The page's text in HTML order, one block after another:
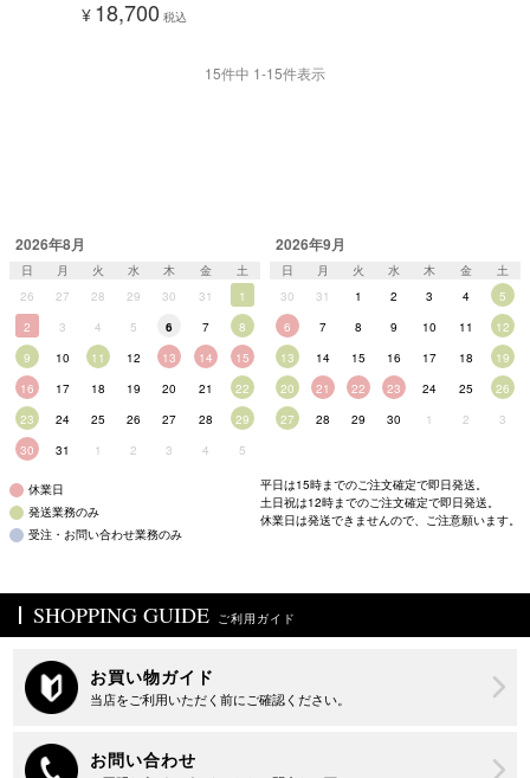
¥ 18,700 税込
15件中 1-15件表示
2026年8月
日 月 火 水 木 金
土
26
27 28 29 30 31
1
2
3 4 5 6 7
8
9
10 11 12 13 14
15
16
17 18 19 20 21
22
23
24 25 26 27 28
29
30
31 1 2 3 4 5
2026年9月
日 月 火 水 木 金
土
30
31 1 2 3 4
5
6
7 8 9 10 11
12
13
14 15 16 17 18
19
20
21 22 23 24 25
26
27
28 29 30 1 2 3
休業日
発送業務のみ
受注・お問い合わせ業務のみ
平日は15時までのご注文確定で即日発送。
土日祝は12時までのご注文確定で即日発送。
休業日は発送できませんので、ご注意願います。
SHOPPING GUIDE ご利用ガイド